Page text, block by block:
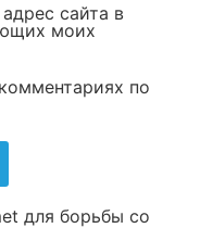
сайта в
моих
по
для борьбы со